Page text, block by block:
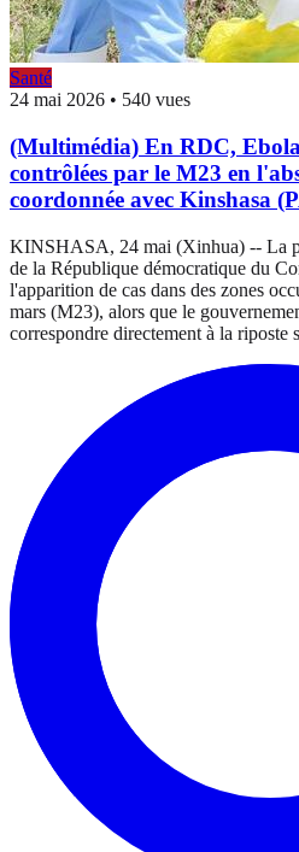
Santé
24 mai 2026 • 540 vues
(Multimédia) En RDC, Ebola
contrôlées par le M23 en
coordonnée avec Kinshasa
KINSHASA, 24 mai (Xinhua) -- La
de la République démocratique du
l'apparition de cas dans des zones
mars (M23), alors que le
correspondre directement à la riposte